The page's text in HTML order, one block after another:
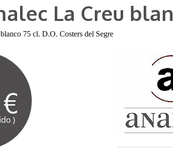
La Creu
75 cl. D.O. Costers del Segre
)